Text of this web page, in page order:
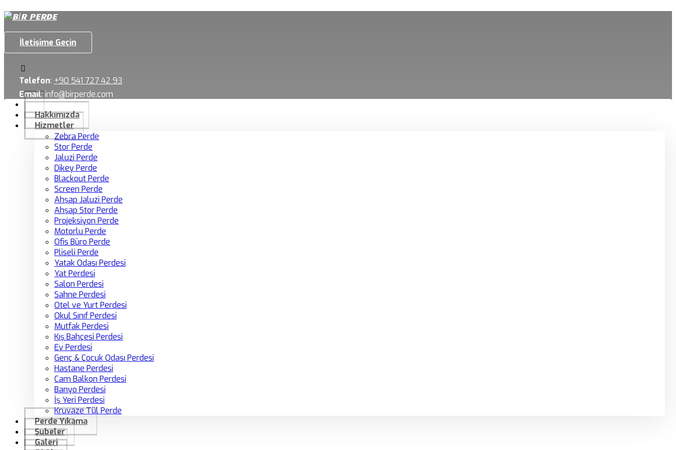
İletişime Geçin
Telefon: +90 541 727 42 93
Email:info@birperde.com
Hakkımızda
Hizmetler
Zebra Perde
Stor Perde
Jaluzi Perde
Dikey Perde
Blackout Perde
Screen Perde
Ahşap Jaluzi Perde
Ahşap Stor Perde
Projeksiyon Perde
Motorlu Perde
Ofis Büro Perde
Pliseli Perde
Yatak Odası Perdesi
Yat Perdesi
Salon Perdesi
Sahne Perdesi
Otel ve Yurt Perdesi
Okul Sınıf Perdesi
Mutfak Perdesi
Kış Bahçesi Perdesi
Ev Perdesi
Genç & Çocuk Odası Perdesi
Hastane Perdesi
Cam Balkon Perdesi
Banyo Perdesi
İş Yeri Perdesi
Kruvaze Tül Perde
Perde Yıkama
Şubeler
Galeri